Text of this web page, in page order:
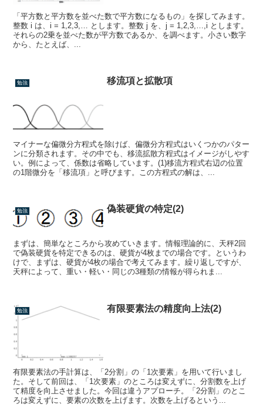
「平方数と平方数を並べた数で平方数になるもの」を探してみます。
整数 i は、i = 1,2,3,… とします。整数 j を、j = 1,2,3,…,i とします。
それらの2乗を並べた数が平方数であるか、を調べます。小さい数字
から、たとえば、...
勉強 移流項と拡散項
マイナーな偏微分方程式を除けば、偏微分方程式はいくつかのパター
ンに分類されます。その中でも、移流拡散方程式はイメージがしやす
い。例によって、係数は省略しています。(1)移流方程式右辺の位置
の1階微分を「移流項」と呼びます。この方程式の解は、...
勉強 偽装硬貨の特定(2)
まずは、簡単なところから攻めていきます。情報理論的に、天秤2回
で偽装硬貨を特定できるのは、硬貨が4枚までの場合です。というわ
けで、まずは、硬貨が4枚の場合で考えてみます。繰り返しですが、
天秤によって、重い・軽い・同じの3種類の情報が得られま...
勉強 有限要素法の精度向上法(2)
有限要素法の手計算は、「2分割」の「1次要素」を用いて行いまし
た。そして前回は、「1次要素」のところは変えずに、分割数を上げ
て精度を向上させました。今回は違うアプローチ。「2分割」のとこ
ろは変えずに、要素の次数を上げます。次数を上げるという...